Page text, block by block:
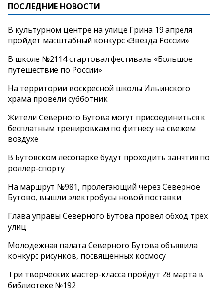
ПОСЛЕДНИЕ НОВОСТИ
В культурном центре на улице Грина 19 апреля
пройдет масштабный конкурс «Звезда России»
В школе №2114 стартовал фестиваль «Большое
путешествие по России»
На территории воскресной школы Ильинского
храма провели субботник
Жители Северного Бутова могут присоединиться к
бесплатным тренировкам по фитнесу на свежем
воздухе
В Бутовском лесопарке будут проходить занятия по
роллер-спорту
На маршрут №981, пролегающий через Северное
Бутово, вышли электробусы новой поставки
Глава управы Северного Бутова провел обход трех
улиц
Молодежная палата Северного Бутова объявила
конкурс рисунков, посвященных космосу
Три творческих мастер-класса пройдут 28 марта в
библиотеке №192